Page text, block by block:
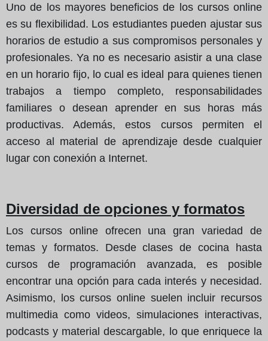
Uno de los mayores beneficios de los cursos online
es su flexibilidad. Los estudiantes pueden ajustar sus
horarios de estudio a sus compromisos personales y
profesionales. Ya no es necesario asistir a una clase
en un horario fijo, lo cual es ideal para quienes tienen
trabajos a tiempo completo, responsabilidades
familiares o desean aprender en sus horas más
productivas. Además, estos cursos permiten el
acceso al material de aprendizaje desde cualquier
lugar con conexión a Internet.
Diversidad de opciones y formatos
Los cursos online ofrecen una gran variedad de
temas y formatos. Desde clases de cocina hasta
cursos de programación avanzada, es posible
encontrar una opción para cada interés y necesidad.
Asimismo, los cursos online suelen incluir recursos
multimedia como videos, simulaciones interactivas,
podcasts y material descargable, lo que enriquece la